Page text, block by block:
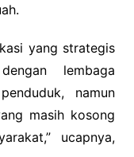
yang strategis
lembaga
namun
masih kosong
ucapnya,